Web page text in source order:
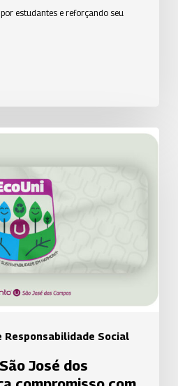
estudantes e reforçando seu
Social
José dos